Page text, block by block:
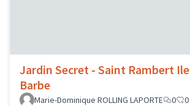
Jardin Secret - Saint Rambert Ile
Barbe
Marie-Dominique ROLLING LAPORTE
0 0